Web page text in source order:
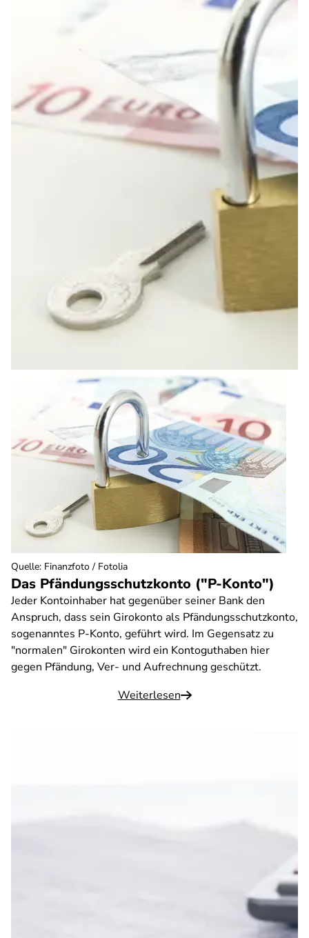
Das Pfändungsschutzkonto ("P-Konto")
Jeder Kontoinhaber hat gegenüber seiner Bank den
Anspruch, dass sein Girokonto als Pfändungsschutzkonto,
sogenanntes P-Konto, geführt wird. Im Gegensatz zu
"normalen" Girokonten wird ein Kontoguthaben hier
gegen Pfändung, Ver- und Aufrechnung geschützt.
Weiterlesen
Quelle: Finanzfoto / Fotolia